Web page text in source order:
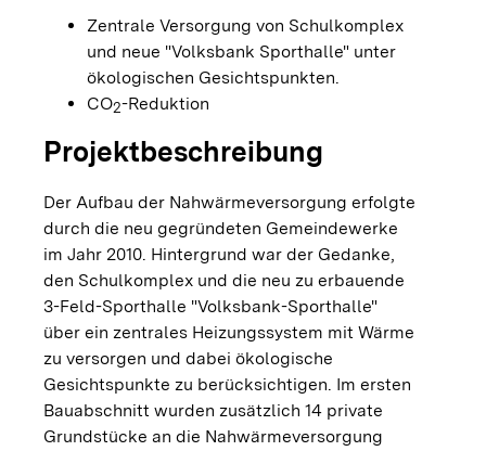
Zentrale Versorgung von Schulkomplex
und neue "Volksbank Sporthalle" unter
ökologischen Gesichtspunkten.
CO2-Reduktion
Projektbeschreibung
Der Aufbau der Nahwärmeversorgung erfolgte
durch die neu gegründeten Gemeindewerke
im Jahr 2010. Hintergrund war der Gedanke,
den Schulkomplex und die neu zu erbauende
3-Feld-Sporthalle "Volksbank-Sporthalle"
über ein zentrales Heizungssystem mit Wärme
zu versorgen und dabei ökologische
Gesichtspunkte zu berücksichtigen. Im ersten
Bauabschnitt wurden zusätzlich 14 private
Grundstücke an die Nahwärmeversorgung